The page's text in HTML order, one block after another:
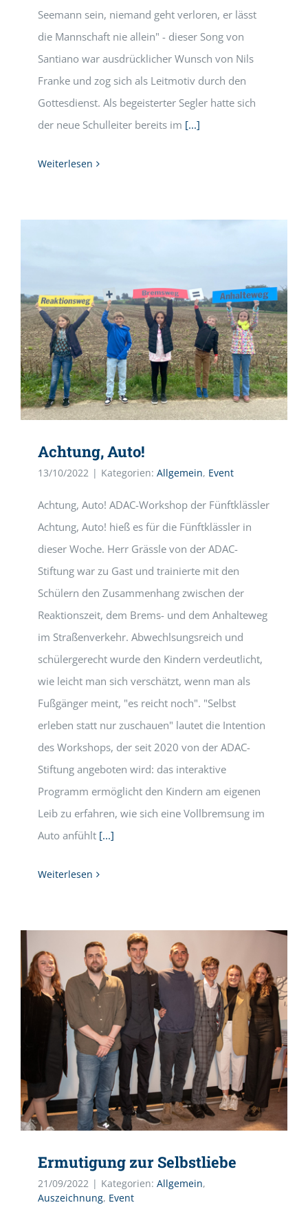
Seemann sein, niemand geht verloren, er lässt
die Mannschaft nie allein" - dieser Song von
Santiano war ausdrücklicher Wunsch von Nils
Franke und zog sich als Leitmotiv durch den
Gottesdienst. Als begeisterter Segler hatte sich
der neue Schulleiter bereits im [...]
Weiterlesen
Achtung, Auto!
13/10/2022 | Kategorien: Allgemein, Event
Achtung, Auto! ADAC-Workshop der Fünftklässler
Achtung, Auto! hieß es für die Fünftklässler in
dieser Woche. Herr Grässle von der ADAC-
Stiftung war zu Gast und trainierte mit den
Schülern den Zusammenhang zwischen der
Reaktionszeit, dem Brems- und dem Anhalteweg
im Straßenverkehr. Abwechlsungsreich und
schülergerecht wurde den Kindern verdeutlicht,
wie leicht man sich verschätzt, wenn man als
Fußgänger meint, "es reicht noch". "Selbst
erleben statt nur zuschauen" lautet die Intention
des Workshops, der seit 2020 von der ADAC-
Stiftung angeboten wird: das interaktive
Programm ermöglicht den Kindern am eigenen
Leib zu erfahren, wie sich eine Vollbremsung im
Auto anfühlt [...]
Weiterlesen
Ermutigung zur Selbstliebe
21/09/2022 | Kategorien: Allgemein,
Auszeichnung, Event